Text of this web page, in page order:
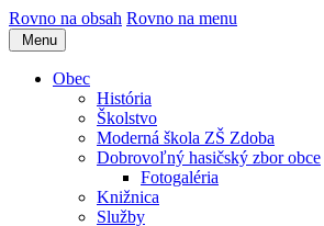
Rovno na obsah Rovno na menu
Menu
Obec
História
Školstvo
Moderná škola ZŠ Zdoba
Dobrovoľný hasičský zbor obce
Fotogaléria
Knižnica
Služby